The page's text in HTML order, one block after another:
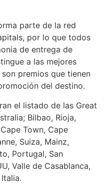
parte de la red
por lo que todos
de entrega de
a las mejores
premios que tienen
del destino.
el listado de las Great
Bilbao, Rioja,
Town, Cape
Suiza, Mainz,
Portugal, San
Valle de Casablanca,